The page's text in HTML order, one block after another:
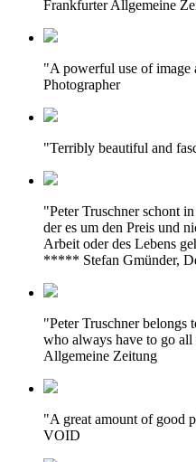
Frankfurter Allgemeine
"A powerful use of
Photographer
"Terribly beautiful and
"Peter Truschner schont
der es um den Preis und
Arbeit oder des Lebens
***** Stefan Gmünder,
"Peter Truschner belongs
who always have to go
Allgemeine Zeitung
"A great amount of
VOID